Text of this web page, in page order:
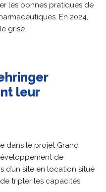
les bonnes pratiques de
En 2024,
grise.
leur
dans le projet Grand
de
d’un site en location situé
tripler les capacités